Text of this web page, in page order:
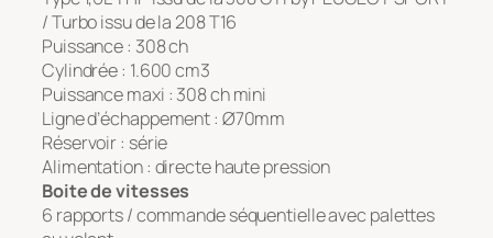
/ Turbo issu de la 208 T16
Puissance : 308 ch
Cylindrée : 1.600 cm3
Puissance maxi : 308 ch mini
Ligne d’échappement : Ø70mm
Réservoir : série
Alimentation : directe haute pression
Boite de vitesses
6 rapports / commande séquentielle avec palettes